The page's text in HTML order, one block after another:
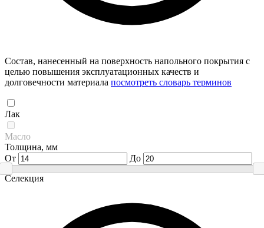
Состав, нанесенный на поверхность напольного покрытия с
целью повышения эксплуатационных качеств и
долговечности материала посмотреть словарь терминов
Лак
Масло
Толщина, мм
От
До
Селекция